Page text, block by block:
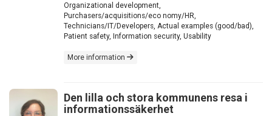
Organizational development,
Purchasers/acquisitions/eco nomy/HR,
Technicians/IT/Developers, Actual examples (good/bad),
Patient safety, Information security, Usability
More information
Den lilla och stora kommunens resa i
informationssäkerhet